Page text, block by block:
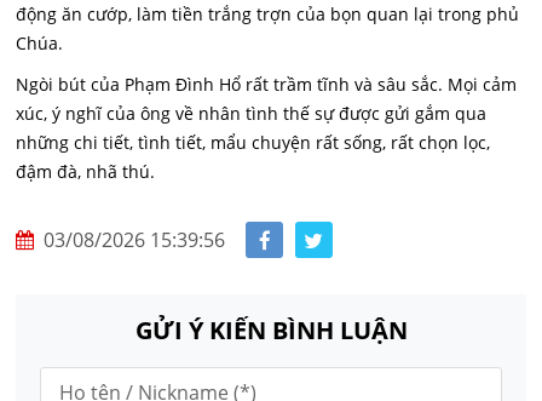
động ăn cướp, làm tiền trắng trợn của bọn quan lại trong phủ
Chúa.
Ngòi bút của Phạm Đình Hổ rất trầm tĩnh và sâu sắc. Mọi cảm
xúc, ý nghĩ của ông về nhân tình thế sự được gửi gắm qua
những chi tiết, tình tiết, mẩu chuyện rất sống, rất chọn lọc,
đậm đà, nhã thú.
03/08/2026 15:39:56
GỬI Ý KIẾN BÌNH LUẬN